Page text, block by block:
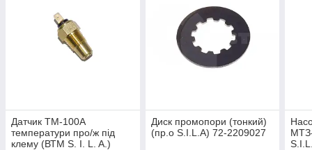
Датчик ТМ-100А
температури про/ж під
клему (ВТМ S. I. L. A.)
Диск промопори (тонкий)
(пр.о S.I.L.A) 72-2209027